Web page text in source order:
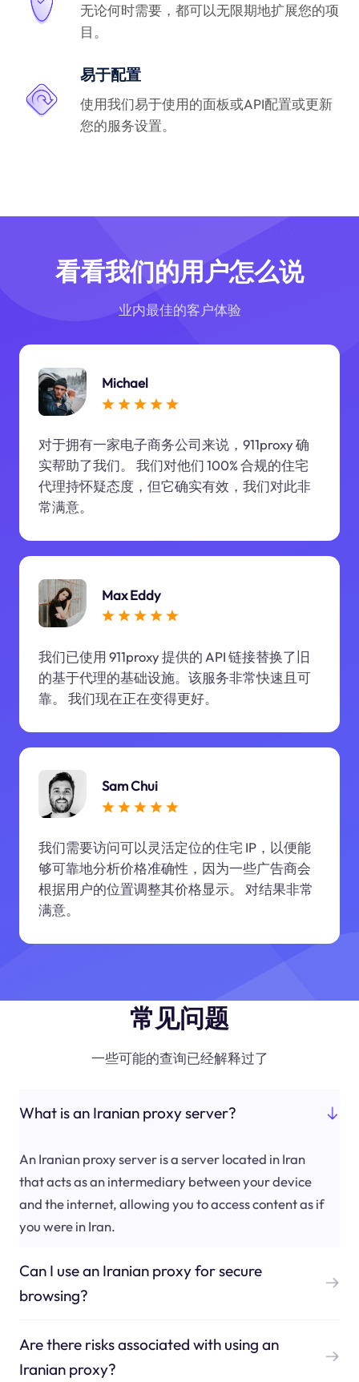
无论何时需要，都可以无限期地扩展您的项
目。
易于配置
使用我们易于使用的面板或API配置或更新
您的服务设置。
看看我们的用户怎么说
业内最佳的客户体验
Michael
对于拥有一家电子商务公司来说，911proxy 确
实帮助了我们。 我们对他们 100% 合规的住宅
代理持怀疑态度，但它确实有效，我们对此非
常满意。
Max Eddy
我们已使用 911proxy 提供的 API 链接替换了旧
的基于代理的基础设施。该服务非常快速且可
靠。 我们现在正在变得更好。
Sam Chui
我们需要访问可以灵活定位的住宅 IP，以便能
够可靠地分析价格准确性，因为一些广告商会
根据用户的位置调整其价格显示。 对结果非常
满意。
常见问题
一些可能的查询已经解释过了
What is an Iranian proxy server?
An Iranian proxy server is a server located in Iran
that acts as an intermediary between your device
and the internet, allowing you to access content as if
you were in Iran.
Can I use an Iranian proxy for secure
browsing?
Are there risks associated with using an
Iranian proxy?